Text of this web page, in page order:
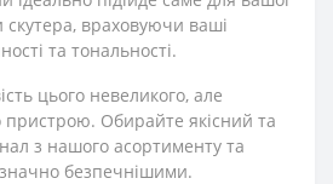
враховуючи ваші
та тональності.
цього невеликого, але
Обирайте якісний та
з нашого асортименту та
значно безпечнішими.